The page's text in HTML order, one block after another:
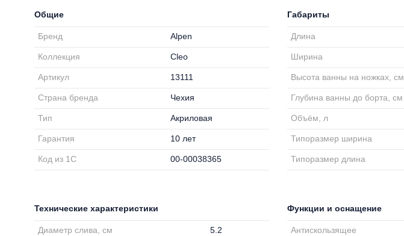
Общие
Бренд Alpen
Коллекция Cleo
Артикул 13111
Страна бренда Чехия
Тип Акриловая
Гарантия 10 лет
Код из 1С 00-00038365
Габариты
Длина
Ширина
Высота ванны на ножках, см
Глубина ванны до борта, см
Объём, л
Типоразмер ширина
Типоразмер длина
Технические характеристики
Диаметр слива, см 5.2
Функции и оснащение
Антискользящее